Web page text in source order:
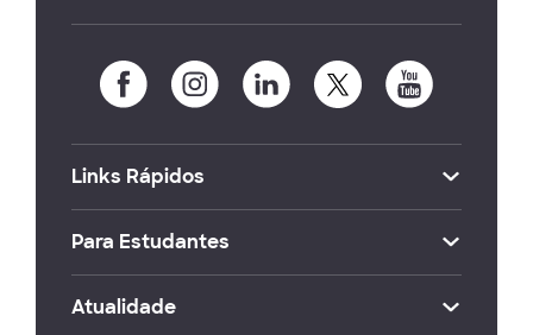
Links Rápidos
Para Estudantes
Atualidade